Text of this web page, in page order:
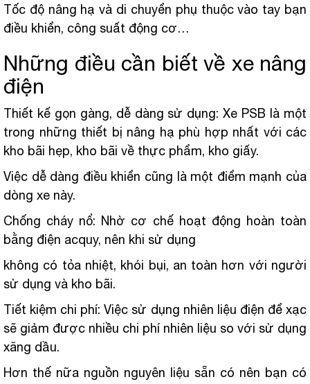
Tốc độ nâng hạ và di chuyển phụ thuộc vào tay bạn
điều khiển, công suất động cơ…
Những điều cần biết về xe nâng
điện
Thiết kế gọn gàng, dễ dàng sử dụng: Xe PSB là một
trong những thiết bị nâng hạ phù hợp nhất với các
kho bãi hẹp, kho bãi về thực phẩm, kho giấy.
Việc dễ dàng điều khiển cũng là một điểm mạnh của
dòng xe này.
Chống cháy nổ: Nhờ cơ chế hoạt động hoàn toàn
bằng điện acquy, nên khi sử dụng
không có tỏa nhiệt, khói bụi, an toàn hơn với người
sử dụng và kho bãi.
Tiết kiệm chi phí: Việc sử dụng nhiên liệu điện để xạc
sẽ giảm được nhiều chi phí nhiên liệu so với sử dụng
xăng dầu.
Hơn thế nữa nguồn nguyên liệu sẵn có nên bạn có